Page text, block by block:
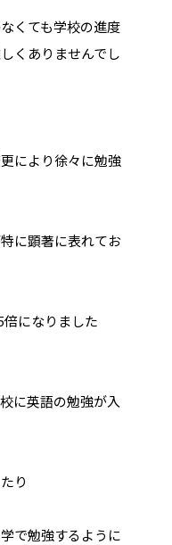
くても学校の進度
くありませんでし
により徐々に勉強
に顕著に表れてお
になりました
に英語の勉強が入
り
で勉強するように